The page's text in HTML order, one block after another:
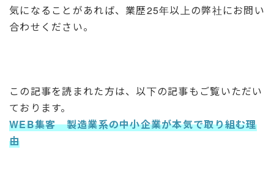
気になることがあれば、業歴25年以上の弊社にお問い
合わせください。
この記事を読まれた方は、以下の記事もご覧いただい
ております。
WEB集客 製造業系の中小企業が本気で取り組む理
由